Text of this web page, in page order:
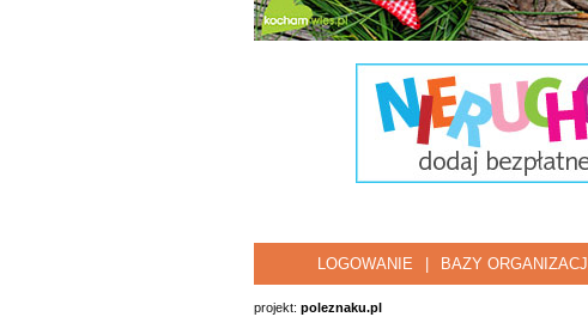
LOGOWANIE BAZY ORGANIZACJI
projekt: poleznaku.pl